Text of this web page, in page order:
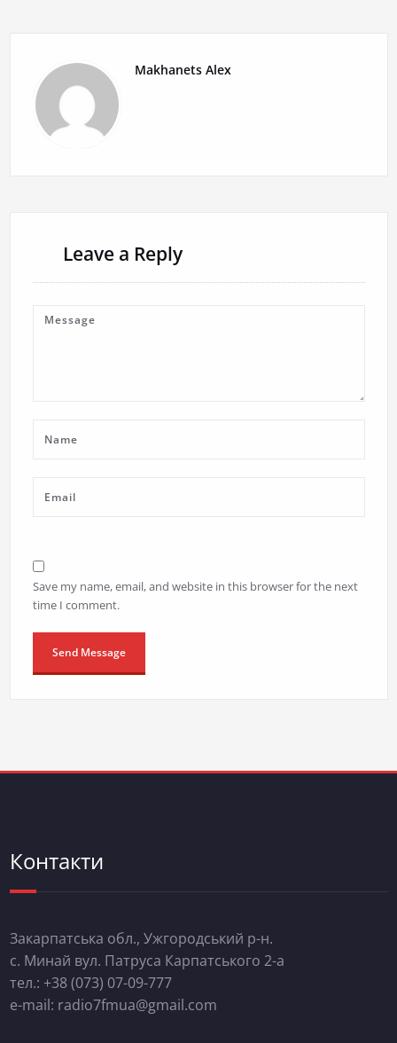
Makhanets Alex
Leave a Reply
Save my name, email, and website in this browser for the next
time I comment.
Контакти
Закарпатська обл., Ужгородський р-н.
с. Минай вул. Патруса Карпатського 2-а
тел.: +38 (073) 07-09-777
e-mail: radio7fmua@gmail.com